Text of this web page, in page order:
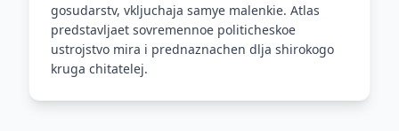
gosudarstv, vkljuchaja samye malenkie. Atlas
predstavljaet sovremennoe politicheskoe
ustrojstvo mira i prednaznachen dlja shirokogo
kruga chitatelej.